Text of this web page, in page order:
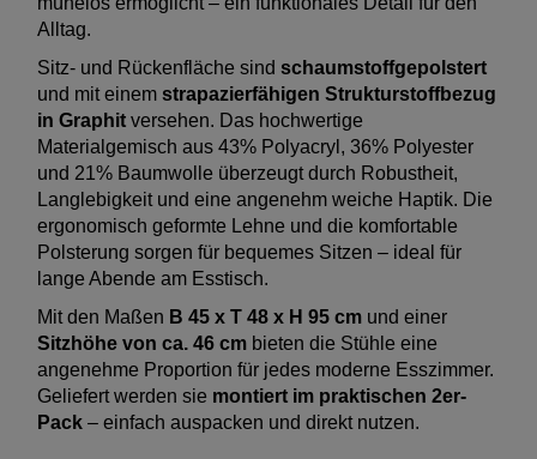
Alltag.
Sitz- und Rückenfläche sind schaumstoffgepolstert
und mit einem strapazierfähigen Strukturstoffbezug
in Graphit versehen. Das hochwertige
Materialgemisch aus 43% Polyacryl, 36% Polyester
und 21% Baumwolle überzeugt durch Robustheit,
Langlebigkeit und eine angenehm weiche Haptik. Die
ergonomisch geformte Lehne und die komfortable
Polsterung sorgen für bequemes Sitzen – ideal für
lange Abende am Esstisch.
Mit den Maßen B 45 x T 48 x H 95 cm und einer
Sitzhöhe von ca. 46 cm bieten die Stühle eine
angenehme Proportion für jedes moderne Esszimmer.
Geliefert werden sie montiert im praktischen 2er-
Pack – einfach auspacken und direkt nutzen.